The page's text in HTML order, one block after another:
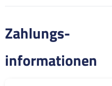
Zahlungs-
informationen